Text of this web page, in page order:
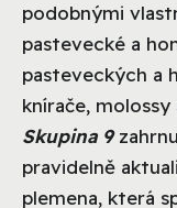
podobnými
pastevecké a
pasteveckých a
knírače,
Skupina 9
pravidelně
plemena, která